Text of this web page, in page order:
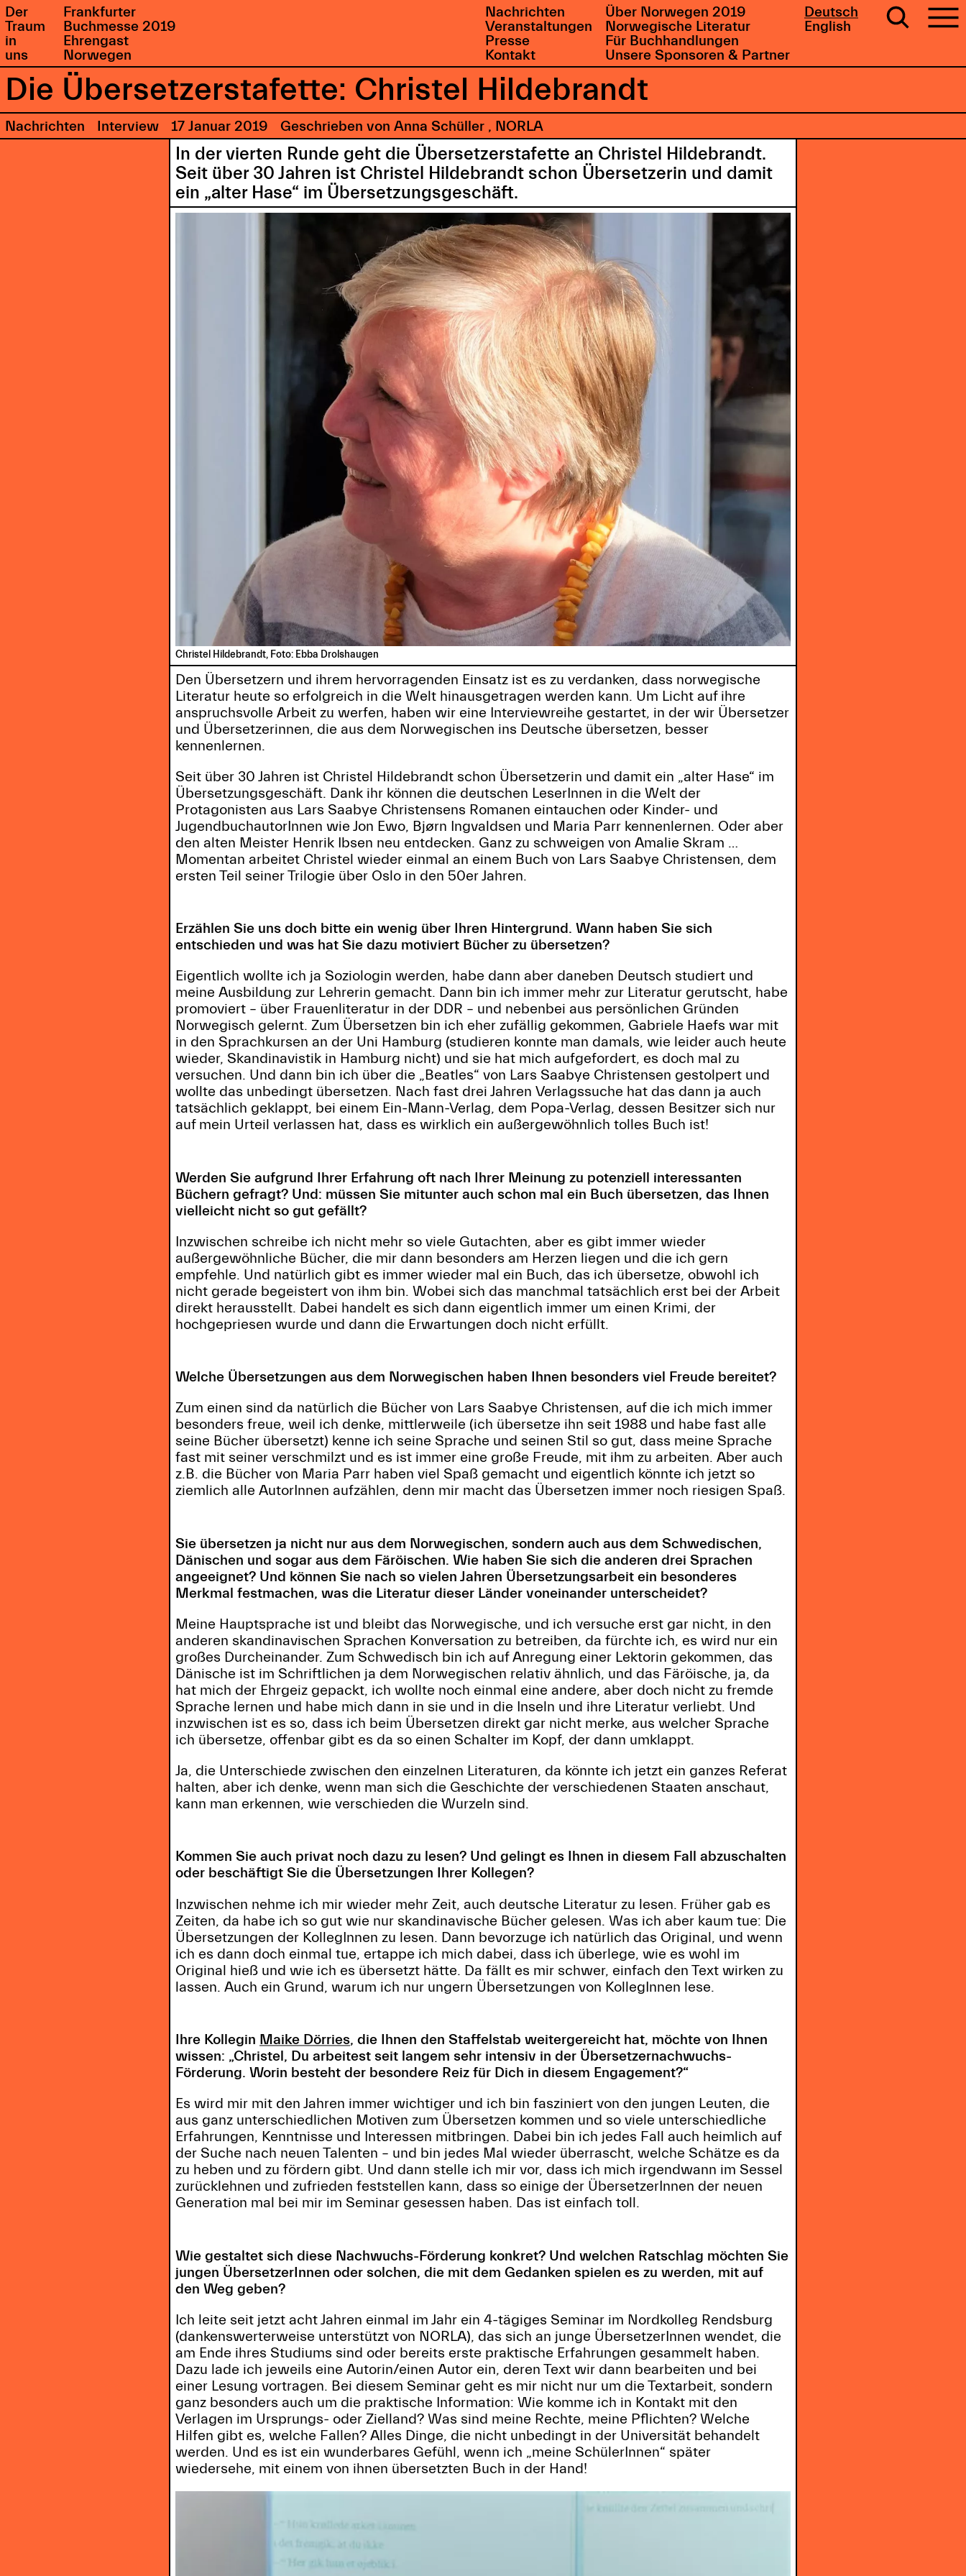
Der
Traum
in
uns
Frankfurter
Buchmesse 2019
Ehrengast
Norwegen
Nachrichten
Veranstaltungen
Presse
Kontakt
Über Norwegen 2019
Norwegische Literatur
Für Buchhandlungen
Unsere Sponsoren & Partner
Deutsch
English
Die Übersetzerstafette: Christel Hildebrandt
Nachrichten Interview 17 Januar 2019 Geschrieben von Anna Schüller , NORLA
In der vierten Runde geht die Übersetzerstafette an Christel Hildebrandt.
Seit über 30 Jahren ist Christel Hildebrandt schon Übersetzerin und damit
ein „alter Hase“ im Übersetzungsgeschäft.
Christel Hildebrandt, Foto: Ebba Drolshaugen
Den Übersetzern und ihrem hervorragenden Einsatz ist es zu verdanken, dass norwegische
Literatur heute so erfolgreich in die Welt hinausgetragen werden kann. Um Licht auf ihre
anspruchsvolle Arbeit zu werfen, haben wir eine Interviewreihe gestartet, in der wir Übersetzer
und Übersetzerinnen, die aus dem Norwegischen ins Deutsche übersetzen, besser
kennenlernen.
Seit über 30 Jahren ist Christel Hildebrandt schon Übersetzerin und damit ein „alter Hase“ im
Übersetzungsgeschäft. Dank ihr können die deutschen LeserInnen in die Welt der
Protagonisten aus Lars Saabye Christensens Romanen eintauchen oder Kinder- und
JugendbuchautorInnen wie Jon Ewo, Bjørn Ingvaldsen und Maria Parr kennenlernen. Oder aber
den alten Meister Henrik Ibsen neu entdecken. Ganz zu schweigen von Amalie Skram …
Momentan arbeitet Christel wieder einmal an einem Buch von Lars Saabye Christensen, dem
ersten Teil seiner Trilogie über Oslo in den 50er Jahren.
Erzählen Sie uns doch bitte ein wenig über Ihren Hintergrund. Wann haben Sie sich
entschieden und was hat Sie dazu motiviert Bücher zu übersetzen?
Eigentlich wollte ich ja Soziologin werden, habe dann aber daneben Deutsch studiert und
meine Ausbildung zur Lehrerin gemacht. Dann bin ich immer mehr zur Literatur gerutscht, habe
promoviert – über Frauenliteratur in der DDR – und nebenbei aus persönlichen Gründen
Norwegisch gelernt. Zum Übersetzen bin ich eher zufällig gekommen, Gabriele Haefs war mit
in den Sprachkursen an der Uni Hamburg (studieren konnte man damals, wie leider auch heute
wieder, Skandinavistik in Hamburg nicht) und sie hat mich aufgefordert, es doch mal zu
versuchen. Und dann bin ich über die „Beatles“ von Lars Saabye Christensen gestolpert und
wollte das unbedingt übersetzen. Nach fast drei Jahren Verlagssuche hat das dann ja auch
tatsächlich geklappt, bei einem Ein-Mann-Verlag, dem Popa-Verlag, dessen Besitzer sich nur
auf mein Urteil verlassen hat, dass es wirklich ein außergewöhnlich tolles Buch ist!
Werden Sie aufgrund Ihrer Erfahrung oft nach Ihrer Meinung zu potenziell interessanten
Büchern gefragt? Und: müssen Sie mitunter auch schon mal ein Buch übersetzen, das Ihnen
vielleicht nicht so gut gefällt?
Inzwischen schreibe ich nicht mehr so viele Gutachten, aber es gibt immer wieder
außergewöhnliche Bücher, die mir dann besonders am Herzen liegen und die ich gern
empfehle. Und natürlich gibt es immer wieder mal ein Buch, das ich übersetze, obwohl ich
nicht gerade begeistert von ihm bin. Wobei sich das manchmal tatsächlich erst bei der Arbeit
direkt herausstellt. Dabei handelt es sich dann eigentlich immer um einen Krimi, der
hochgepriesen wurde und dann die Erwartungen doch nicht erfüllt.
Welche Übersetzungen aus dem Norwegischen haben Ihnen besonders viel Freude bereitet?
Zum einen sind da natürlich die Bücher von Lars Saabye Christensen, auf die ich mich immer
besonders freue, weil ich denke, mittlerweile (ich übersetze ihn seit 1988 und habe fast alle
seine Bücher übersetzt) kenne ich seine Sprache und seinen Stil so gut, dass meine Sprache
fast mit seiner verschmilzt und es ist immer eine große Freude, mit ihm zu arbeiten. Aber auch
z.B. die Bücher von Maria Parr haben viel Spaß gemacht und eigentlich könnte ich jetzt so
ziemlich alle AutorInnen aufzählen, denn mir macht das Übersetzen immer noch riesigen Spaß.
Sie übersetzen ja nicht nur aus dem Norwegischen, sondern auch aus dem Schwedischen,
Dänischen und sogar aus dem Färöischen. Wie haben Sie sich die anderen drei Sprachen
angeeignet? Und können Sie nach so vielen Jahren Übersetzungsarbeit ein besonderes
Merkmal festmachen, was die Literatur dieser Länder voneinander unterscheidet?
Meine Hauptsprache ist und bleibt das Norwegische, und ich versuche erst gar nicht, in den
anderen skandinavischen Sprachen Konversation zu betreiben, da fürchte ich, es wird nur ein
großes Durcheinander. Zum Schwedisch bin ich auf Anregung einer Lektorin gekommen, das
Dänische ist im Schriftlichen ja dem Norwegischen relativ ähnlich, und das Färöische, ja, da
hat mich der Ehrgeiz gepackt, ich wollte noch einmal eine andere, aber doch nicht zu fremde
Sprache lernen und habe mich dann in sie und in die Inseln und ihre Literatur verliebt. Und
inzwischen ist es so, dass ich beim Übersetzen direkt gar nicht merke, aus welcher Sprache
ich übersetze, offenbar gibt es da so einen Schalter im Kopf, der dann umklappt.
Ja, die Unterschiede zwischen den einzelnen Literaturen, da könnte ich jetzt ein ganzes Referat
halten, aber ich denke, wenn man sich die Geschichte der verschiedenen Staaten anschaut,
kann man erkennen, wie verschieden die Wurzeln sind.
Kommen Sie auch privat noch dazu zu lesen? Und gelingt es Ihnen in diesem Fall abzuschalten
oder beschäftigt Sie die Übersetzungen Ihrer Kollegen?
Inzwischen nehme ich mir wieder mehr Zeit, auch deutsche Literatur zu lesen. Früher gab es
Zeiten, da habe ich so gut wie nur skandinavische Bücher gelesen. Was ich aber kaum tue: Die
Übersetzungen der KollegInnen zu lesen. Dann bevorzuge ich natürlich das Original, und wenn
ich es dann doch einmal tue, ertappe ich mich dabei, dass ich überlege, wie es wohl im
Original hieß und wie ich es übersetzt hätte. Da fällt es mir schwer, einfach den Text wirken zu
lassen. Auch ein Grund, warum ich nur ungern Übersetzungen von KollegInnen lese.
Ihre Kollegin Maike Dörries, die Ihnen den Staffelstab weitergereicht hat, möchte von Ihnen
wissen: „Christel, Du arbeitest seit langem sehr intensiv in der Übersetzernachwuchs-
Förderung. Worin besteht der besondere Reiz für Dich in diesem Engagement?“
Es wird mir mit den Jahren immer wichtiger und ich bin fasziniert von den jungen Leuten, die
aus ganz unterschiedlichen Motiven zum Übersetzen kommen und so viele unterschiedliche
Erfahrungen, Kenntnisse und Interessen mitbringen. Dabei bin ich jedes Fall auch heimlich auf
der Suche nach neuen Talenten – und bin jedes Mal wieder überrascht, welche Schätze es da
zu heben und zu fördern gibt. Und dann stelle ich mir vor, dass ich mich irgendwann im Sessel
zurücklehnen und zufrieden feststellen kann, dass so einige der ÜbersetzerInnen der neuen
Generation mal bei mir im Seminar gesessen haben. Das ist einfach toll.
Wie gestaltet sich diese Nachwuchs-Förderung konkret? Und welchen Ratschlag möchten Sie
jungen ÜbersetzerInnen oder solchen, die mit dem Gedanken spielen es zu werden, mit auf
den Weg geben?
Ich leite seit jetzt acht Jahren einmal im Jahr ein 4-tägiges Seminar im Nordkolleg Rendsburg
(dankenswerterweise unterstützt von NORLA), das sich an junge ÜbersetzerInnen wendet, die
am Ende ihres Studiums sind oder bereits erste praktische Erfahrungen gesammelt haben.
Dazu lade ich jeweils eine Autorin/einen Autor ein, deren Text wir dann bearbeiten und bei
einer Lesung vortragen. Bei diesem Seminar geht es mir nicht nur um die Textarbeit, sondern
ganz besonders auch um die praktische Information: Wie komme ich in Kontakt mit den
Verlagen im Ursprungs- oder Zielland? Was sind meine Rechte, meine Pflichten? Welche
Hilfen gibt es, welche Fallen? Alles Dinge, die nicht unbedingt in der Universität behandelt
werden. Und es ist ein wunderbares Gefühl, wenn ich „meine SchülerInnen“ später
wiedersehe, mit einem von ihnen übersetzten Buch in der Hand!